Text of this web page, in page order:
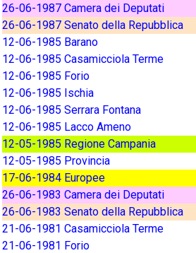
26-06-1987 Camera dei Deputati
26-06-1987 Senato della Repubblica
12-06-1985 Barano
12-06-1985 Casamicciola Terme
12-06-1985 Forio
12-06-1985 Ischia
12-06-1985 Serrara Fontana
12-06-1985 Lacco Ameno
12-05-1985 Regione Campania
12-05-1985 Provincia
17-06-1984 Europee
26-06-1983 Camera dei Deputati
26-06-1983 Senato della Repubblica
21-06-1981 Casamicciola Terme
21-06-1981 Forio